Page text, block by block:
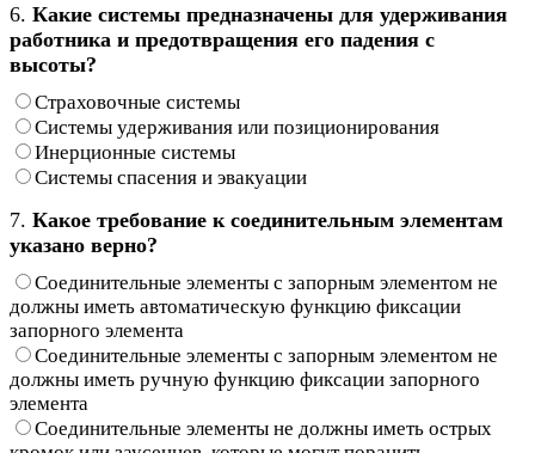
6. Какие системы предназначены для удерживания
работника и предотвращения его падения с
высоты?
Страховочные системы
Системы удерживания или позиционирования
Инерционные системы
Системы спасения и эвакуации
7. Какое требование к соединительным элементам
указано верно?
Соединительные элементы с запорным элементом не
должны иметь автоматическую функцию фиксации
запорного элемента
Соединительные элементы с запорным элементом не
должны иметь ручную функцию фиксации запорного
элемента
Соединительные элементы не должны иметь острых